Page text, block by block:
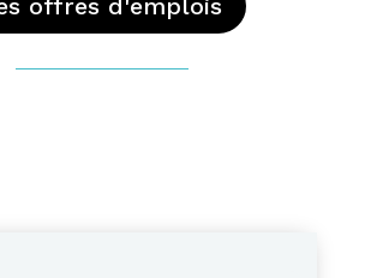
offres d'emplois